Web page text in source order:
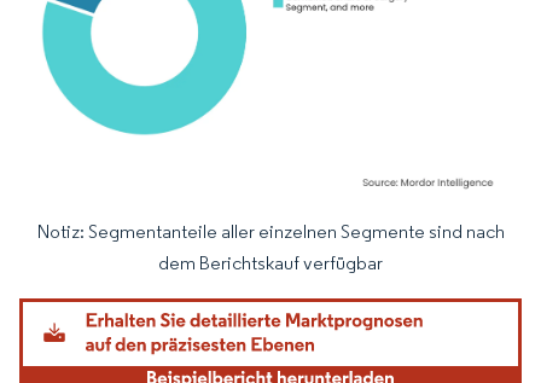
Bild © Mordor Intelligence. Wiederverwendung erfordert Namensnennung
Notiz: Segmentanteile aller einzelnen Segmente sind nach
dem Berichtskauf verfügbar